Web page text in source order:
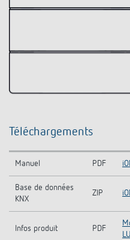
Téléchargements
Manuel PDF
Base de données
KNX
ZIP
Infos produit PDF